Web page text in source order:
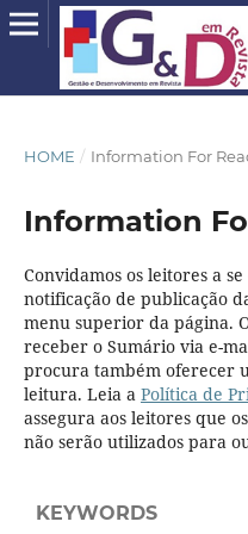
HOME / Information For
Information
Convidamos os leitores a
notificação de publicação
menu superior da página.
receber o Sumário via e-
procura também oferecer
leitura. Leia a Política de
assegura aos leitores que
não serão utilizados para
KEYWORDS